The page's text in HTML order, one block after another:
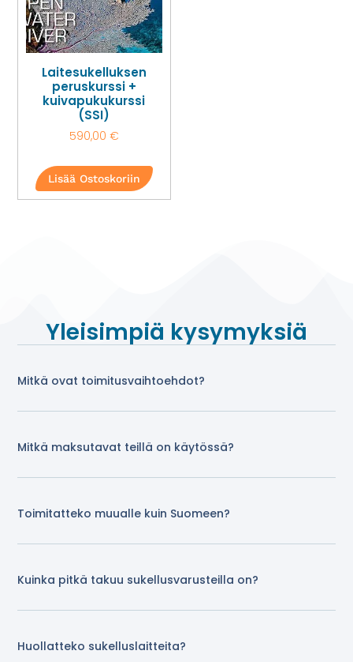
Laitesukelluksen
peruskurssi +
kuivapukukurssi
(SSI)
590,00 €
Lisää Ostoskoriin
Yleisimpiä kysymyksiä
Mitkä ovat toimitusvaihtoehdot?
Mitkä maksutavat teillä on käytössä?
Toimitatteko muualle kuin Suomeen?
Kuinka pitkä takuu sukellusvarusteilla on?
Huollatteko sukelluslaitteita?